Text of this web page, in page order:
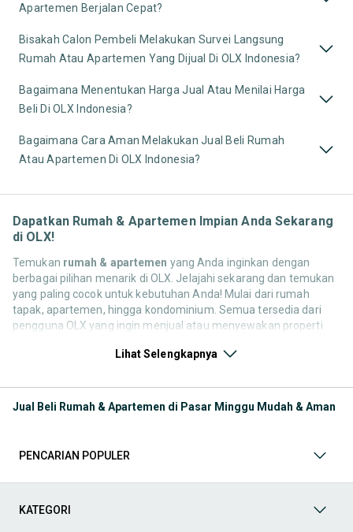
Apartemen Berjalan Cepat?
Bisakah Calon Pembeli Melakukan Survei Langsung
Rumah Atau Apartemen Yang Dijual Di OLX Indonesia?
Bagaimana Menentukan Harga Jual Atau Menilai Harga
Beli Di OLX Indonesia?
Bagaimana Cara Aman Melakukan Jual Beli Rumah
Atau Apartemen Di OLX Indonesia?
Dapatkan Rumah & Apartemen Impian Anda Sekarang
di OLX!
Temukan rumah & apartemen yang Anda inginkan dengan
berbagai pilihan menarik di OLX. Jelajahi sekarang dan temukan
yang paling cocok untuk kebutuhan Anda! Mulai dari rumah
tapak, apartemen, hingga kondominium. Semua tersedia dari
pengguna OLX yang ingin menjual atau menyewakan properti
tersedia untuk Anda sekarang!
kondominium. Jelajahi properti berdasarkan lokasi, jumlah
TanahCari penawaran menarik di kategori
, termasuk
Temukan lokasi strategis dengan harga terbaik di OLX.
Lihat Selengkapnya
Jual Beli Rumah & Apartemen di Pasar Minggu Mudah & Aman
PENCARIAN POPULER
KATEGORI